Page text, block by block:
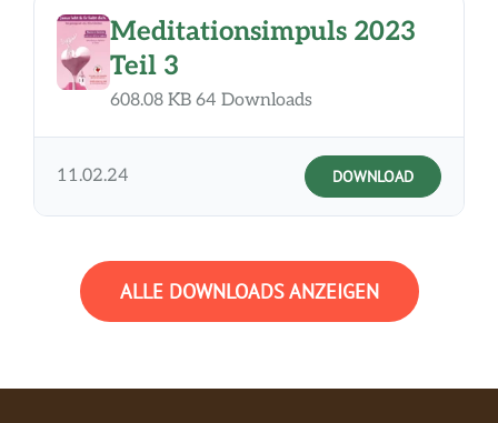
Meditationsimpuls 2023
Teil 3
608.08 KB 64 Downloads
11.02.24 DOWNLOAD
ALLE DOWNLOADS ANZEIGEN